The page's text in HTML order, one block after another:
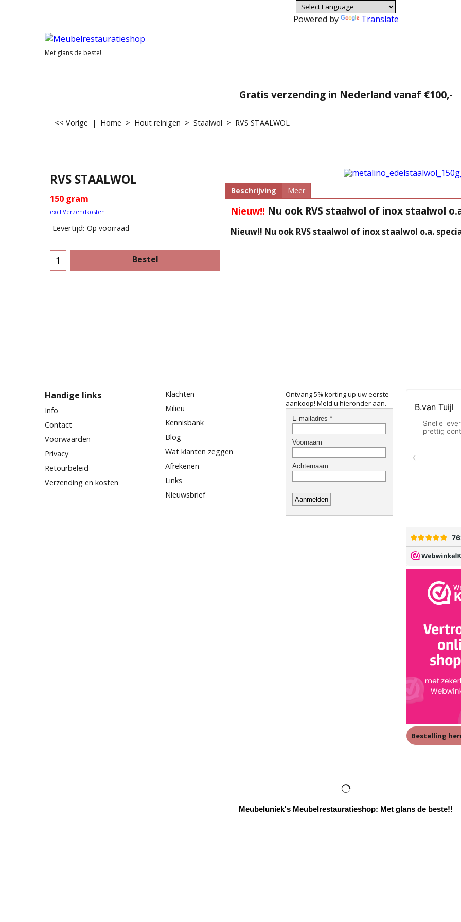
Powered by Translate
Met glans de beste!
Gratis verzending in Nederland vanaf €100,-
<< Vorige | Home > Hout reinigen > Staalwol > RVS STAALWOL
RVS STAALWOL
150 gram
excl Verzendkosten
Levertijd: Op voorraad
Bestel
Beschrijving Meer
Nieuw!! Nu ook RVS staalwol of inox staalwol
Nieuw!! Nu ook RVS staalwol of inox staalwol o.a.
Handige links
Info
Contact
Voorwaarden
Privacy
Retourbeleid
Verzending en kosten
Klachten
Milieu
Kennisbank
Blog
Wat klanten zeggen
Afrekenen
Links
Nieuwsbrief
Ontvang 5% korting up uw eerste
aankoop! Meld u hieronder aan.
Bestelling
Meubeluniek's Meubelrestauratieshop: Met glans de beste!!